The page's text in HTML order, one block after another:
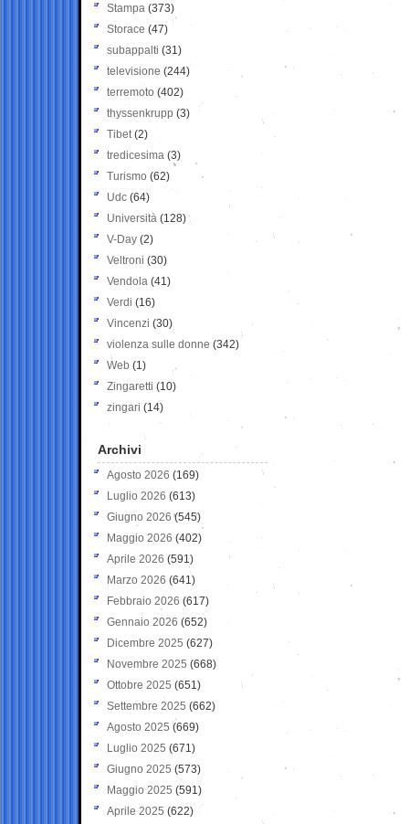
Stampa (373)
Storace (47)
subappalti (31)
televisione(244)
terremoto (402)
thyssenkrupp (3)
Tibet(2)
tredicesima (3)
Turismo (62)
Udc (64)
Università (128)
V-Day (2)
Veltroni (30)
Vendola (41)
Verdi (16)
Vincenzi (30)
violenza sulle donne (342)
Web (1)
Zingaretti (10)
zingari (14)
Archivi
Agosto 2026 (169)
Luglio 2026 (613)
Giugno 2026 (545)
Maggio 2026 (402)
Aprile 2026 (591)
Marzo 2026 (641)
Febbraio 2026 (617)
Gennaio 2026 (652)
Dicembre 2025 (627)
Novembre 2025 (668)
Ottobre 2025 (651)
Settembre 2025 (662)
Agosto 2025 (669)
Luglio 2025 (671)
Giugno 2025 (573)
Maggio 2025 (591)
Aprile 2025 (622)